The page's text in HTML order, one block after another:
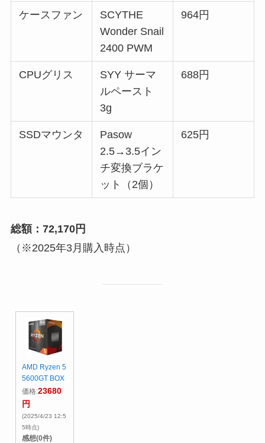
ケースファン
SCYTHE
Wonder Snail
2400 PWM
964円
CPUグリス
SYY サーマ
ルペースト
3g
688円
SSDマウンタ
Pasow
2.5→3.5イン
チ変換ブラケ
ット（2個）
625円
総額：72,170円
（※2025年3月購入時点）
AMD Ryzen 5
5600GT BOX
価格:23680
円
(2025/4/23 12:5
5時点)
感想(0件)